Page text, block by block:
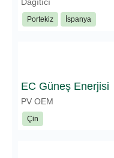
Portekiz İspanya
EC Güneş Enerjisi
PV OEM
Çin